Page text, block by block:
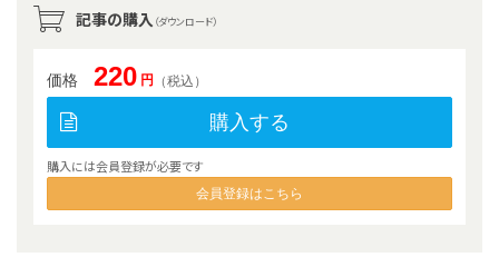
記事の購入 （ダウンロード）
価格 220 円 （税込）
購入する
購入には会員登録が必要です
会員登録はこちら